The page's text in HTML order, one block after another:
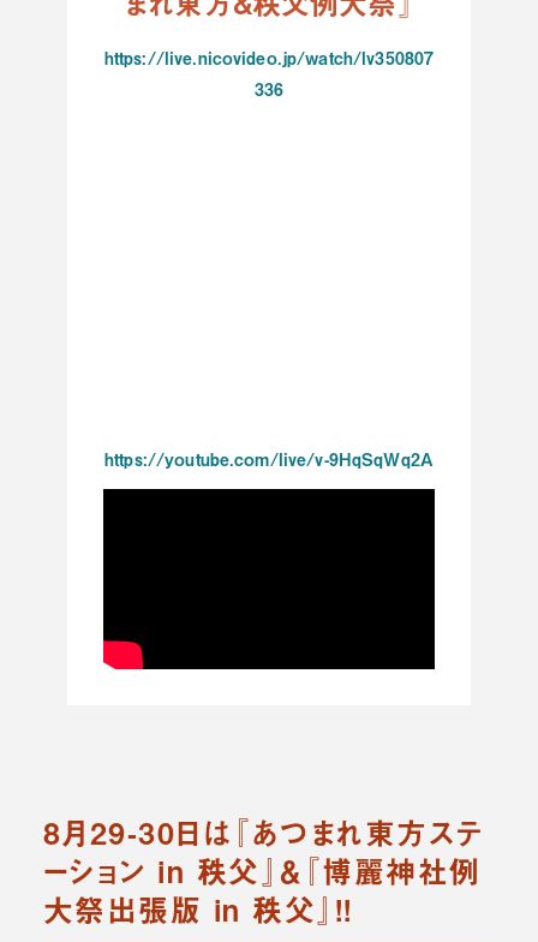
https://live.nicovideo.jp/watch/lv350807
336
https://youtube.com/live/v-9HqSqWq2A
8月29-30日は『あつまれ東方ステ
ーション in 秩父』＆『博麗神社例
大祭出張版 in 秩父』!!